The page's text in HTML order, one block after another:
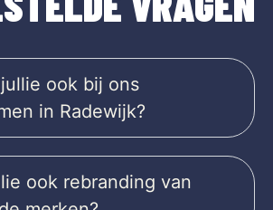
ook bij ons
in Radewijk?
ook rebranding van